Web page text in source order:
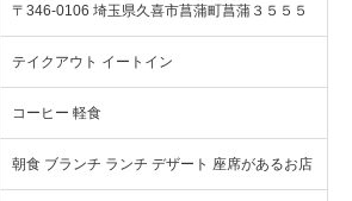
〒346-0106 埼玉県久喜市菖蒲町菖蒲３５５５
テイクアウト イートイン
コーヒー 軽食
朝食 ブランチ ランチ デザート 座席があるお店